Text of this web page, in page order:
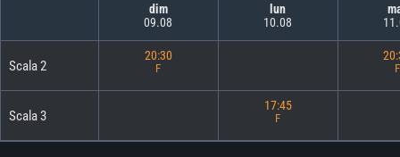
dim
09.08
lun
10.08
Scala 2
20:30
F F
Scala 3
17:45
F